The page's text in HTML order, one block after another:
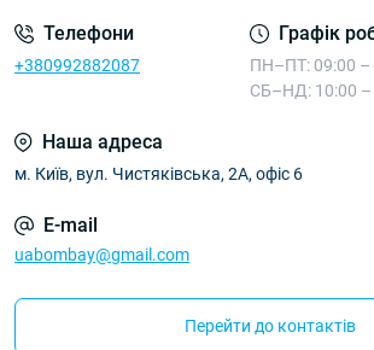
Телефони
+380992882087
Графік
ПН–ПТ: 09:00 –
СБ–НД: 10:00 –
Наша адреса
м. Київ, вул. Чистяківська, 2А, офіс 6
E-mail
uabombay@gmail.com
Перейти до контактів